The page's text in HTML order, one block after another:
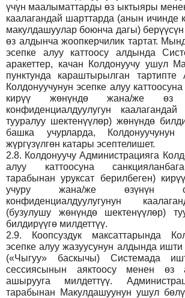
үчүн маалыматтарды өз ыктыяры
каалагандай шарттарда (анын ичинде
макулдашуулар боюнча дагы)
өз алдынча жоопкерчилик тартат.
эсепке алуу каттоосу алдында
аракеттер, качан Колдонуучу ушул
пунктунда караштырылган тартипте
Колдонуучунун эсепке алуу
кирүү жөнүндө жана/же өз
конфиденциалдуулугун
тууралуу шектенүүлөр) жөнүндө
башка учурларда,
жүргүзүлгөн катары эсептелишет.
2.8. Колдонуучу Администрацияга
алуу каттоосуна
тарабынан уруксат берилбеген)
учуру жана/же өзүнүн
конфиденциалдуулугунун
(бузулушу жөнүндө шектенүүлөр)
билдирүүгө милдеттүү.
2.9.
Коопсуздук максаттарында
эсепке алуу жазуусунун алдында ишти
(«Чыгуу» баскычы) Системада
сессиясынын аяктоосу менен өз
ашырууга милдеттүү.
тарабынан Макулдашуунун ушул